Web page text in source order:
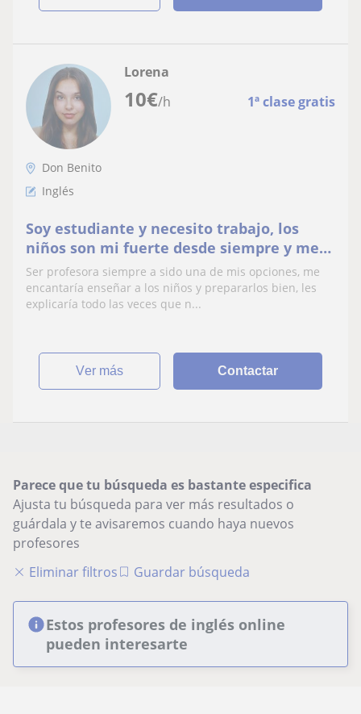
10€/h 1ª clase gratis
Lorena
Don Benito
Inglés
Soy estudiante y necesito trabajo, los
niños son mi fuerte desde siempre y me
gustaría enseñarlos ingles y lengua
castellana.
Ser profesora siempre a sido una de mis opciones, me
encantaría enseñar a los niños y prepararlos bien, les
explicaría todo las veces que n...
ver más Contactar
Parece que tu búsqueda es bastante especifica
Ajusta tu búsqueda para ver más resultados o
guárdala y te avisaremos cuando haya nuevos
profesores
Eliminar filtros
Guardar búsqueda
Estos profesores de inglés online
pueden interesarte